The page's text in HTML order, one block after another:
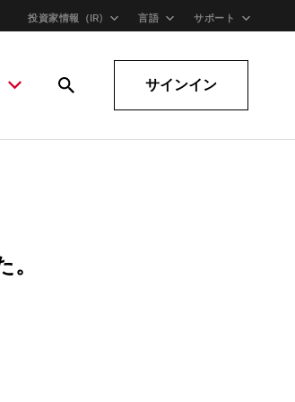
投資家情報（IR) 言語 サポート
サインイン